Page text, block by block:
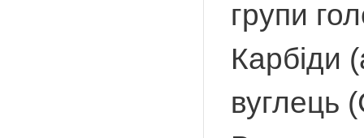
групи
Карбіди
вуглець